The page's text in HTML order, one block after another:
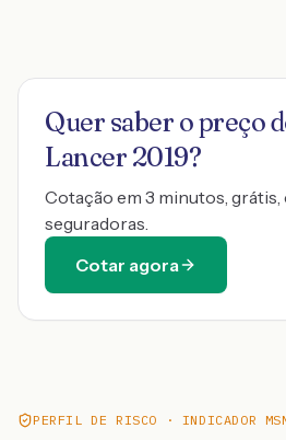
Quer saber o preço
Lancer 2019?
Cotação em 3 minutos,
seguradoras.
Cotar agora
PERFIL DE RISCO · INDICADOR